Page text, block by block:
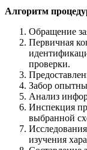
Алгоритм
Обращение
Первичная
проверки.
Забор
Анализ
Инспекция
выбранной
изучения